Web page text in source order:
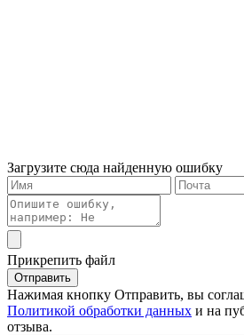
Загрузите сюда найденную ошибку
Прикрепить файл
Отправить
Нажимая кнопку Отправить, вы
Политикой обработки данных и на
отзыва.